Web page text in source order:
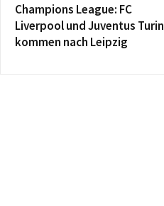
Champions League: FC
Liverpool und Juventus Turin
kommen nach Leipzig